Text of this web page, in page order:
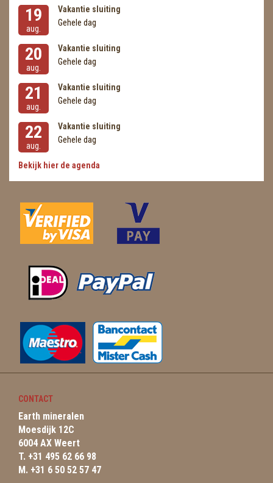
SELENIET
SPECIALE STUKKEN
TELEFOON KOORDEN
THEELICHTEN
VLINDERS
WIEROOK, OLIE & TOEBEHOREN
19
aug.
Vakantie sluiting
Gehele dag
20
aug.
Vakantie sluiting
Gehele dag
21
aug.
Vakantie sluiting
Gehele dag
22
aug.
Vakantie sluiting
Gehele dag
Bekijk hier de agenda
CONTACT
Earth mineralen
Moesdijk 12C
6004 AX Weert
T. +31 495 62 66 98
M. +31 6 50 52 57 47